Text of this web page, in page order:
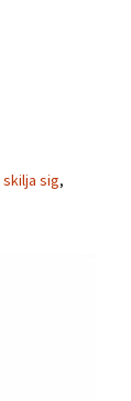
skilja sig,